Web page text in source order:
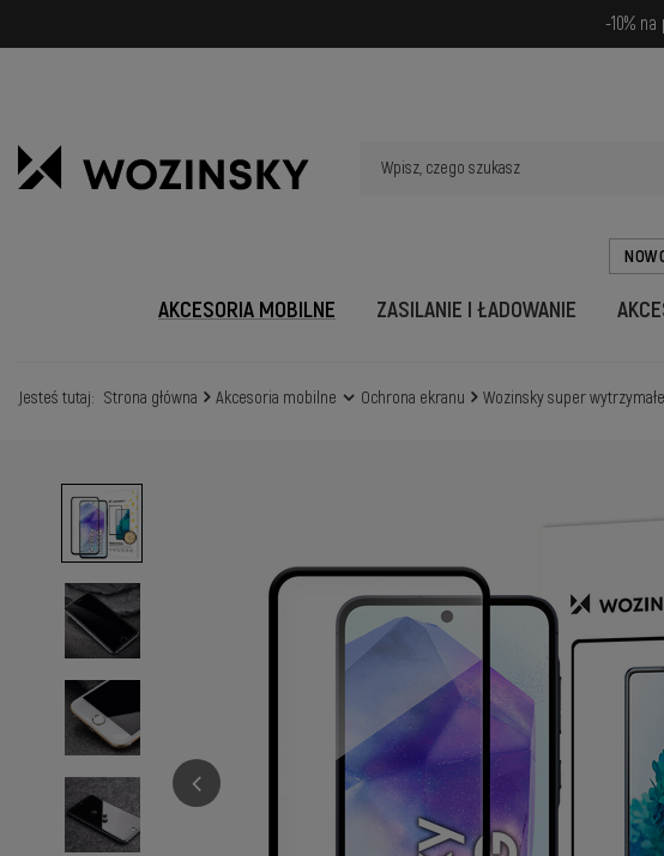
-10%
AKCESORIA MOBILNE ZASILANIE I ŁADOWANIE
Jesteś tutaj: Strona główna Akcesoria mobilne Ochrona ekranu Wozinsky super